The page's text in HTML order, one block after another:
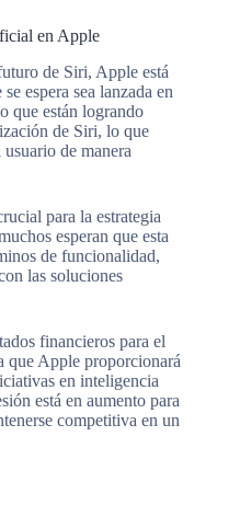
en Apple
de Siri, Apple está
espera sea lanzada en
que están logrando
de Siri, lo que
de manera
para la estrategia
esperan que esta
de funcionalidad,
las soluciones
financieros para el
que Apple proporcionará
en inteligencia
está en aumento para
competitiva en un